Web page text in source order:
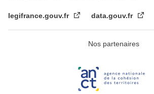
legifrance.gouv.fr data.gouv.fr
Nos partenaires